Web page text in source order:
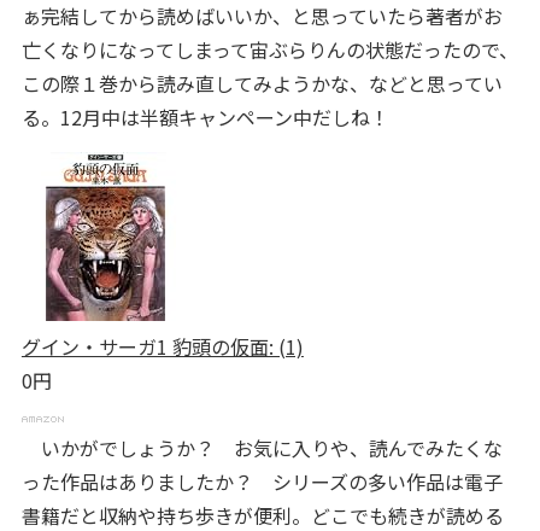
ぁ完結してから読めばいいか、と思っていたら著者がお
亡くなりになってしまって宙ぶらりんの状態だったので、
この際１巻から読み直してみようかな、などと思ってい
る。12月中は半額キャンペーン中だしね！
グイン・サーガ1 豹頭の仮面: (1)
0円
いかがでしょうか？ お気に入りや、読んでみたくな
った作品はありましたか？ シリーズの多い作品は電子
書籍だと収納や持ち歩きが便利。どこでも続きが読める